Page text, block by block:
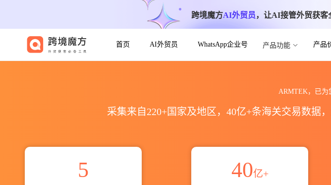
跨境魔方AI外贸员，让AI接管外贸获客
首页 AI外贸员 WhatsApp企业号 产品功能 产品
ARMTEK，已为
采集来自220+国家及地区，40亿+条海关交易数据
5 40亿+